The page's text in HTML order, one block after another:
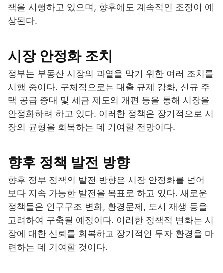
책을 시행하고 있으며, 향후에도 계속적인 조정이 예
상된다.
시장 안정화 조치
정부는 부동산 시장의 과열을 막기 위한 여러 조치를
시행 중이다. 구체적으로는 대출 규제 강화, 신규 주
택 공급 증대 및 세금 제도의 개편 등을 통해 시장을
안정화하려 하고 있다. 이러한 정책은 장기적으로 시
장의 균형을 회복하는 데 기여할 전망이다.
향후 정책 발전 방향
향후 정부 정책의 발전 방향은 시장 안정화를 넘어
보다 지속 가능한 발전을 목표로 하고 있다. 새로운
정책들은 인구구조 변화, 환경문제, 도시 재생 등을
고려하여 구축될 예정이다. 이러한 정책적 변화는 시
장에 대한 신뢰를 회복하고 장기적인 투자 환경을 마
련하는 데 기여할 것이다.